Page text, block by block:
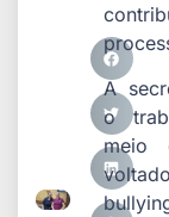
A
o
meio